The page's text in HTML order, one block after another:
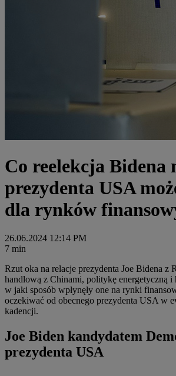
Co reelekcja Bidena
prezydenta USA
dla rynków
26.06.2024 12:14 PM
7 min
Rzut oka na relacje prezydenta Joe Bidena z
handlową z Chinami, politykę energetyczną i
w jaki sposób wpłynęły one na rynki
oczekiwać od obecnego prezydenta USA w
kadencji.
Joe Biden kandydatem
prezydenta USA